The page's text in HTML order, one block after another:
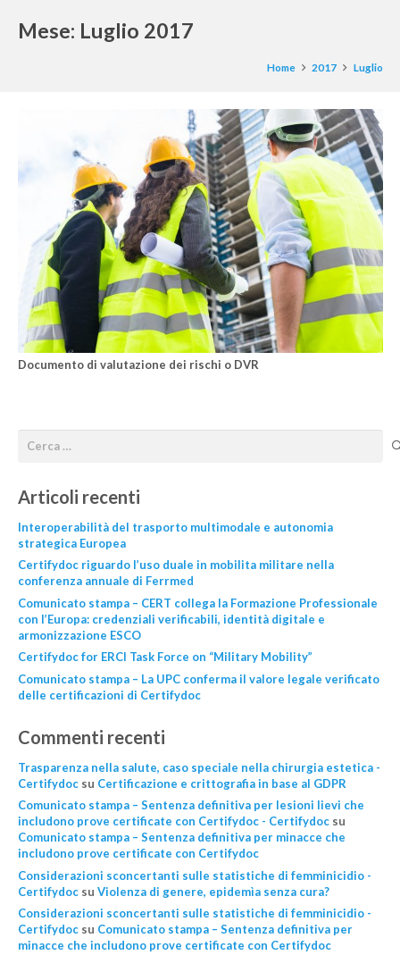
Mese: Luglio 2017
Home 2017 Luglio
Documento di valutazione dei rischi o DVR
Articoli recenti
Interoperabilità del trasporto multimodale e autonomia
strategica Europea
Certifydoc riguardo l’uso duale in mobilita militare nella
conferenza annuale di Ferrmed
Comunicato stampa – CERT collega la Formazione Professionale
con l’Europa: credenziali verificabili, identità digitale e
armonizzazione ESCO
Certifydoc for ERCI Task Force on “Military Mobility”
Comunicato stampa – La UPC conferma il valore legale verificato
delle certificazioni di Certifydoc
Commenti recenti
Trasparenza nella salute, caso speciale nella chirurgia estetica -
Certifydocsu Certificazione e crittografia in base al GDPR
Comunicato stampa – Sentenza definitiva per lesioni lievi che
includono prove certificate con Certifydoc - Certifydocsu
Comunicato stampa – Sentenza definitiva per minacce che
includono prove certificate con Certifydoc
Considerazioni sconcertanti sulle statistiche di femminicidio -
Certifydocsu Violenza di genere, epidemìa senza cura?
Considerazioni sconcertanti sulle statistiche di femminicidio -
Certifydocsu Comunicato stampa – Sentenza definitiva per
minacce che includono prove certificate con Certifydoc